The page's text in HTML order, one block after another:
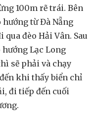
100m rẽ trái. Bên
hướng từ Đà Nẵng
đèo Hải Vân. Sau
Lạc Long
sẽ phải và chạy
khi thấy biển chỉ
đi tiếp đến cuối